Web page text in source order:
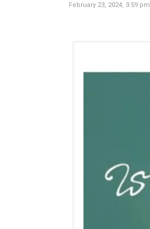
February 23, 2024, 3:59 pm